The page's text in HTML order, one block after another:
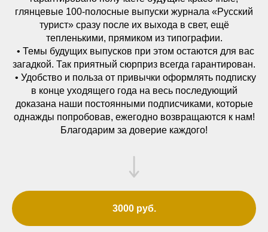
глянцевые 100-полосные выпуски журнала «Русский
турист» сразу после их выхода в свет, ещё
тепленькими, прямиком из типографии.
• Темы будущих выпусков при этом остаются для вас
загадкой. Так приятный сюрприз всегда гарантирован.
• Удобство и польза от привычки оформлять подписку
в конце уходящего года на весь последующий
доказана наши постоянными подписчиками, которые
однажды попробовав, ежегодно возвращаются к нам!
Благодарим за доверие каждого!
3000 руб.